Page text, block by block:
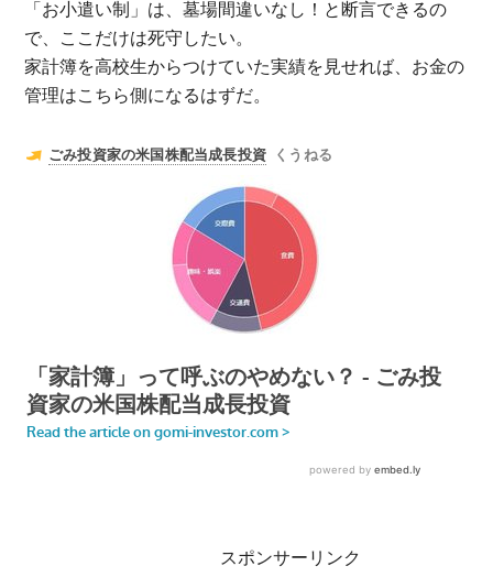
「お小遣い制」は、墓場間違いなし！と断言できるの
で、ここだけは死守したい。
家計簿を高校生からつけていた実績を見せれば、お金の
管理はこちら側になるはずだ。
スポンサーリンク